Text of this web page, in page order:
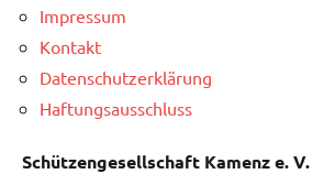
Impressum
Kontakt
Datenschutzerklärung
Haftungsausschluss
Schützengesellschaft Kamenz e. V.